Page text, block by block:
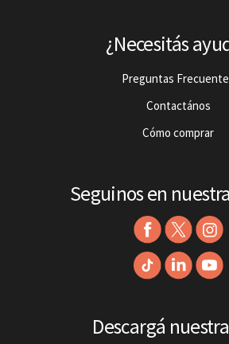
¿Necesitás
Preguntas
Contactános
Cómo comprar
Seguinos en
Descargá